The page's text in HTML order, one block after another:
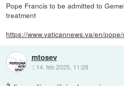
Pope Francis to be admitted to
treatment
https://www.vaticannews.va/en/
mtosev
:: 14. feb 2025, 11:28